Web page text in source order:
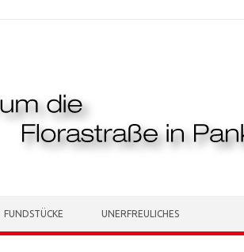
FUNDSTÜCKE UNERFREULICHES